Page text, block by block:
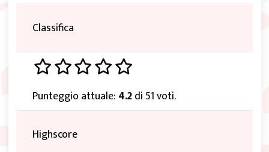
Classifica
Punteggio attuale: 4.2di 51 voti.
Highscore